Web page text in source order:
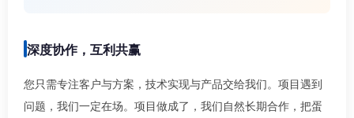
深度协作，互利共赢
您只需专注客户与方案，技术实现与产品交给我们。项目遇到
问题，我们一定在场。项目做成了，我们自然长期合作，把蛋